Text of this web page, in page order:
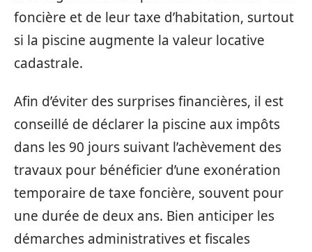
foncière et de leur taxe d’habitation, surtout
si la piscine augmente la valeur locative
cadastrale.
Afin d’éviter des surprises financières, il est
conseillé de déclarer la piscine aux impôts
dans les 90 jours suivant l’achèvement des
travaux pour bénéficier d’une exonération
temporaire de taxe foncière, souvent pour
une durée de deux ans. Bien anticiper les
démarches administratives et fiscales